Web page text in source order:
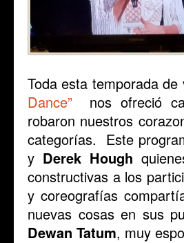
Toda esta temporada
Dance” nos ofreció
robaron nuestros
categorías. Este
y Derek Hough
constructivas a los
y coreografías
nuevas cosas en sus
Dewan Tatum, muy